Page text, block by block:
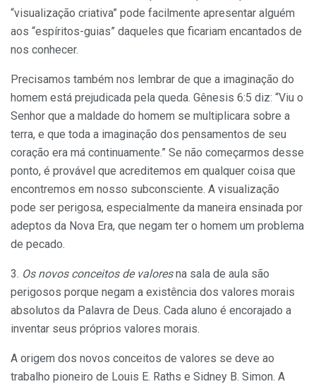
“visualização criativa” pode facilmente apresentar alguém
aos “espíritos-guias” daqueles que ficariam en­cantados de
nos conhecer.
Precisamos também nos lembrar de que a imaginação do
homem está prejudicada pela queda. Gênesis 6:5 diz: “Viu o
Senhor que a maldade do homem se multiplicara sobre a
terra, e que toda a imaginação dos pensamentos de seu
coração era má continuamente.” Se não começar­mos desse
ponto, é provável que acreditemos em qual­quer coisa que
encontremos em nosso subconsciente. A visualização
pode ser perigosa, especialmente da manei­ra ensinada por
adeptos da Nova Era, que negam ter o homem um problema
de pecado.
3. Os novos conceitos de valoresna sala de aula são
perigosos porque negam a existência dos valores morais
absolutos da Palavra de Deus. Cada aluno é encorajado a
inventar seus próprios valores morais.
A origem dos novos conceitos de valores se deve ao
trabalho pioneiro de Louis E. Raths e Sidney B. Simon. A